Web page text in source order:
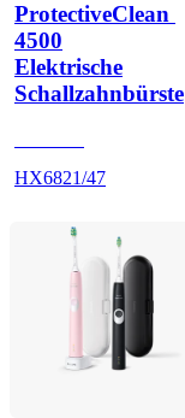
ProtectiveClean
4500
Elektrische
Schallzahnbürste
HX6821/47